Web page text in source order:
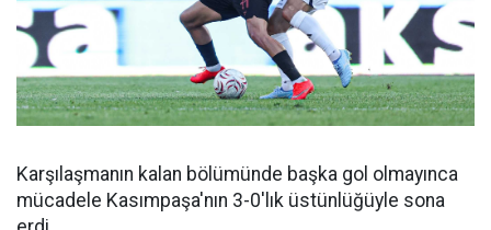
Karşılaşmanın kalan bölümünde başka gol olmayınca
mücadele Kasımpaşa'nın 3-0'lık üstünlüğüyle sona